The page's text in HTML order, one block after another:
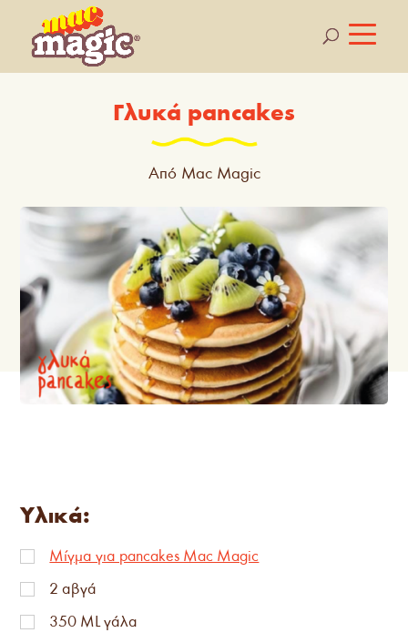
Γλυκά pancakes
Από Mac Magic
Υλικά:
Μίγμα για pancakes Mac Magic
2 αβγά
350 ML γάλα